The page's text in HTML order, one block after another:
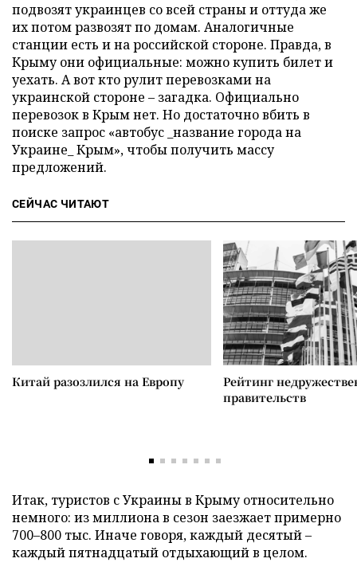
подвозят украинцев со всей страны и оттуда же
их потом развозят по домам. Аналогичные
станции есть и на российской стороне. Правда, в
Крыму они официальные: можно купить билет и
уехать. А вот кто рулит перевозками на
украинской стороне – загадка. Официально
перевозок в Крым нет. Но достаточно вбить в
поиске запрос «автобус _название города на
Украине_ Крым», чтобы получить массу
предложений.
СЕЙЧАС ЧИТАЮТ
Китай разозлился на Европу
Рейтинг
правительств
Итак, туристов с Украины в Крыму относительно
немного: из миллиона в сезон заезжает примерно
700–800 тыс. Иначе говоря, каждый десятый –
каждый пятнадцатый отдыхающий в целом.